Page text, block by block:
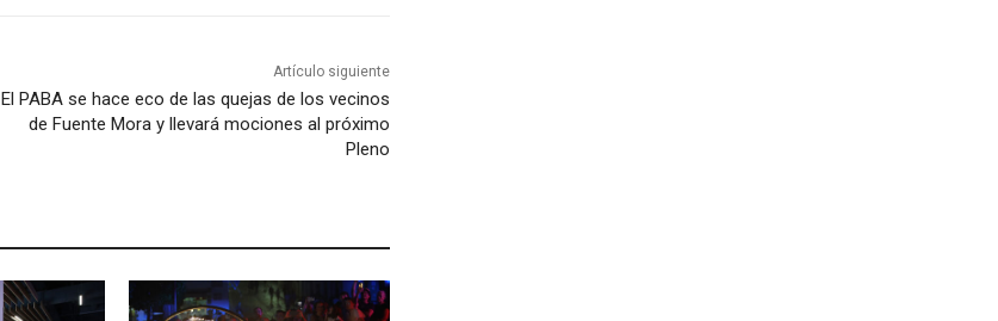
Artículo siguiente
El PABA se hace eco de las quejas de los vecinos
de Fuente Mora y llevará mociones al próximo
Pleno